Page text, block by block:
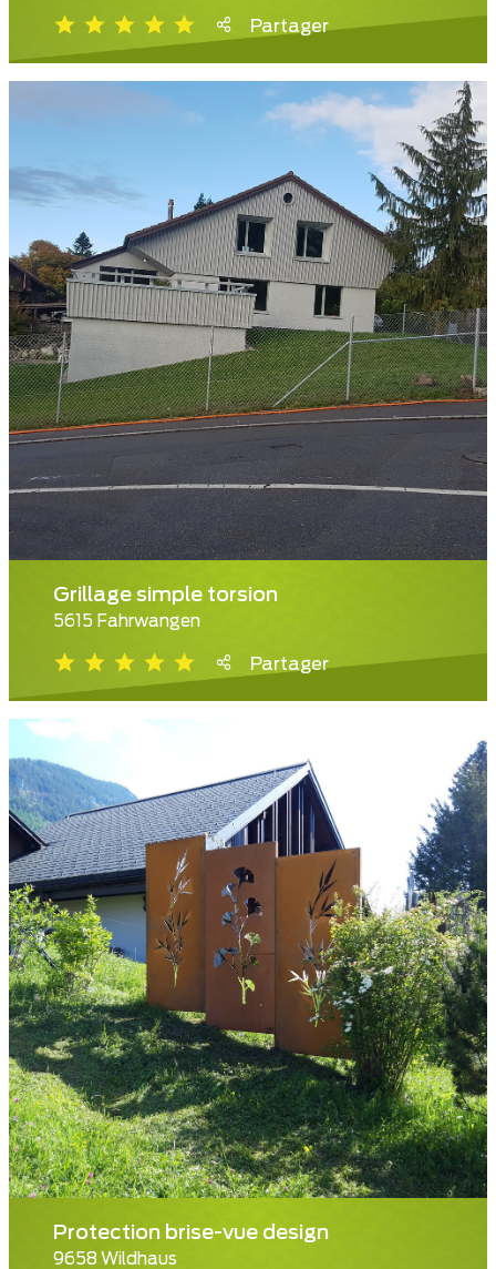
Partager
Grillage simple torsion
5615 Fahrwangen
Partager
Protection brise-vue design
9658 Wildhaus